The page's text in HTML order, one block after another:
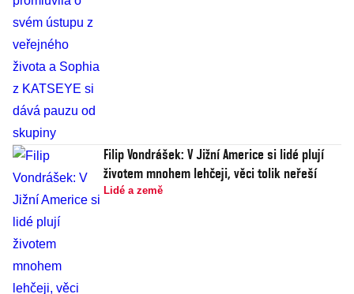
Filip Vondrášek: V Jižní Americe si lidé plují
životem mnohem lehčeji, věci tolik neřeší
Lidé a země